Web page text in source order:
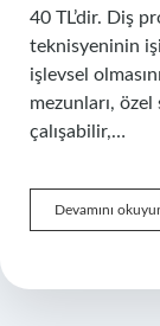
40 TL’dir. Diş
teknisyeninin
işlevsel
mezunları,
çalışabilir,…
Devamını